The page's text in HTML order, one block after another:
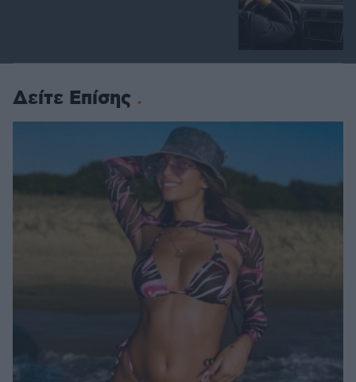
Δείτε Επίσης